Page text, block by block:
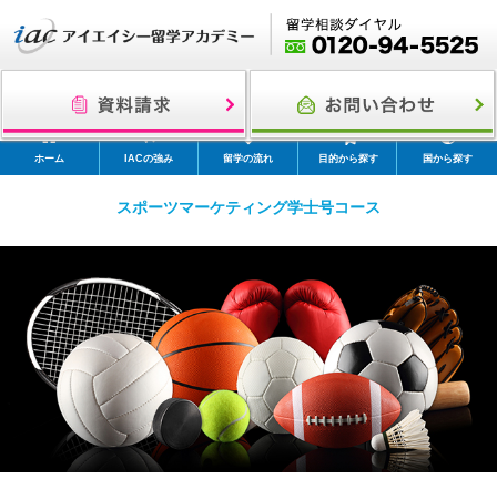
ホーム IACの強み 留学の流れ 目的から探す 国から探す
スポーツマーケティング学士号コース